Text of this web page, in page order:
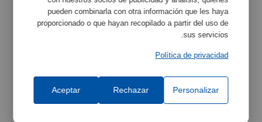
الخصائص تكبير
مواصفات المعدات
pueden combinarla con otra información que les haya
proporcionado o que hayan recopilado a partir del uso de
sus servicios.
Política de privacidad
Personalizar
Rechazar
Aceptar